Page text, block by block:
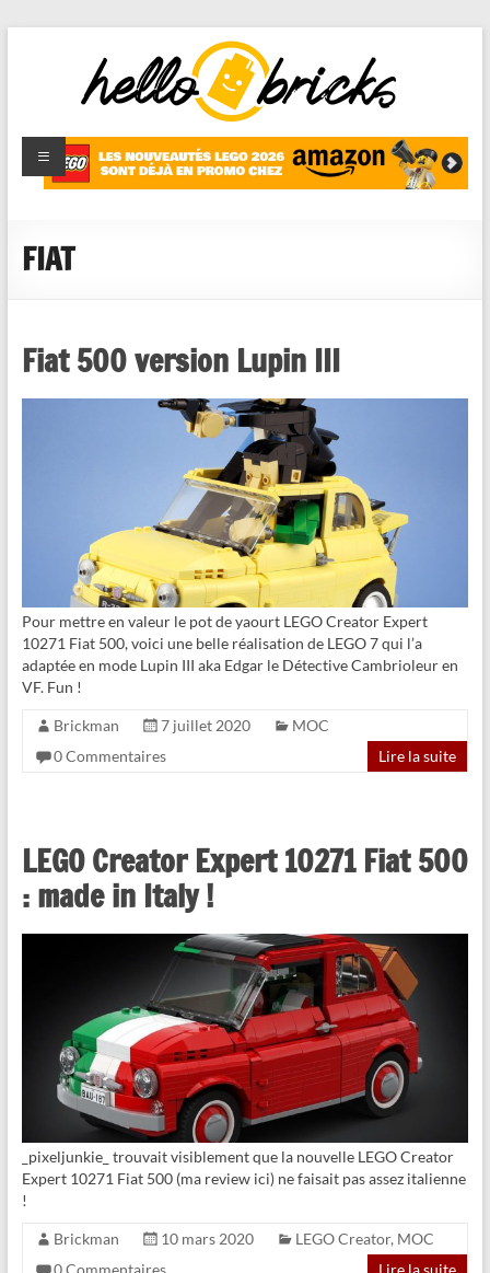
HelloBricks
Blog LEGO,
nouveaut�s
reviews
FIAT
Fiat 500 version Lupin III
Pour mettre en valeur le pot de yaourt LEGO Creator Expert
10271 Fiat 500, voici une belle réalisation de LEGO 7 qui l’a
adaptée en mode Lupin III aka Edgar le Détective Cambrioleur en
VF. Fun !
Brickman 7 juillet 2020
MOC
0 Commentaires
Lire la suite
LEGO Creator Expert 10271 Fiat 500
: made in Italy !
_pixeljunkie_ trouvait visiblement que la nouvelle LEGO Creator
Expert 10271 Fiat 500 (ma review ici) ne faisait pas assez italienne
!
Brickman 10 mars 2020 LEGO Creator, MOC
0 Commentaires
Lire la suite